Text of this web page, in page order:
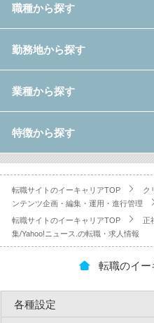
職種から探す
勤務地から探す
業種から探す
特徴から探す
転職サイトのイーキャリアTOP ク
ンテンツ企画・編集・運用・進行管理
転職サイトのイーキャリアTOP 正
集/Yahoo!ニュース.の転職・求人情報
転職のイ
各種設定